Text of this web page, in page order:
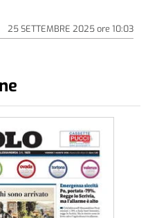
25 SETTEMBRE 2025ore 10:03